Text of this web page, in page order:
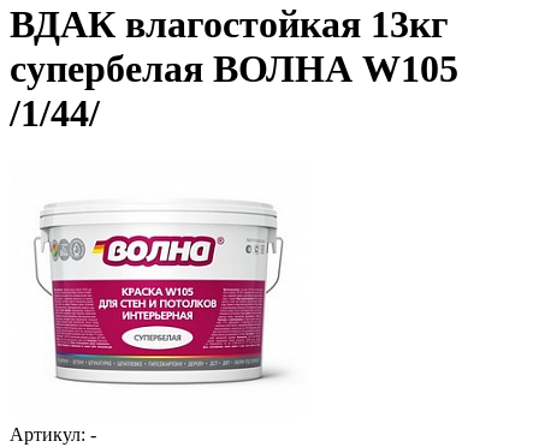
ВДАК влагостойкая 13кг
супербелая ВОЛНА W105
/1/44/
Артикул: -